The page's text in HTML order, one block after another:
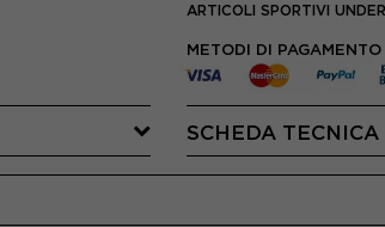
ARTICOLI SPORTIVI
METODI DI PAGAMENTO
SCHEDA TECNICA